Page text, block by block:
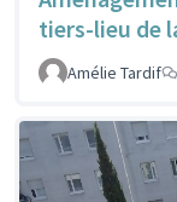
tiers-lieu de
Amélie Tardif